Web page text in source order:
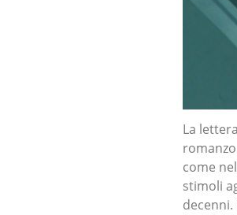
La
come
stimoli
decenni.